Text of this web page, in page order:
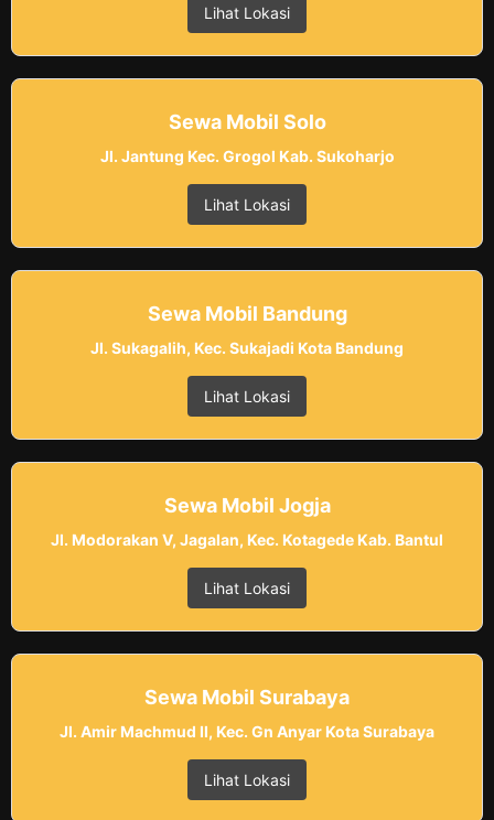
Lihat Lokasi
Sewa Mobil Solo
Jl. Jantung Kec. Grogol Kab. Sukoharjo
Lihat Lokasi
Sewa Mobil Bandung
Jl. Sukagalih, Kec. Sukajadi Kota Bandung
Lihat Lokasi
Sewa Mobil Jogja
Jl. Modorakan V, Jagalan, Kec. Kotagede Kab. Bantul
Lihat Lokasi
Sewa Mobil Surabaya
Jl. Amir Machmud II, Kec. Gn Anyar Kota Surabaya
Lihat Lokasi